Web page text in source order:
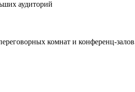
аудиторий
комнат и конференц-